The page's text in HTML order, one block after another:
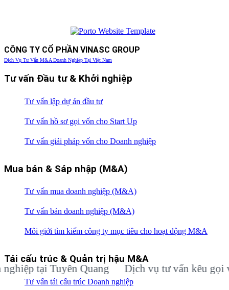
CÔNG TY CỔ PHẦN VINASC GROUP
Dịch Vụ Tư Vấn M&A Doanh Nghiệp Tại Việt Nam
Tư vấn Đầu tư & Khởi nghiệp
Tư vấn lập dự án đầu tư
Tư vấn hồ sơ gọi vốn cho Start Up
Tư vấn giải pháp vốn cho Doanh nghiệp
Mua bán & Sáp nhập (M&A)
Tư vấn mua doanh nghiệp (M&A)
Tư vấn bán doanh nghiệp (M&A)
Môi giới tìm kiếm công ty mục tiêu cho hoạt động M&A
Tái cấu trúc & Quản trị hậu M&A
Tư vấn tái cấu trúc Doanh nghiệp
tại Tuyên Quang Dịch vụ tư vấn kêu gọi vốn